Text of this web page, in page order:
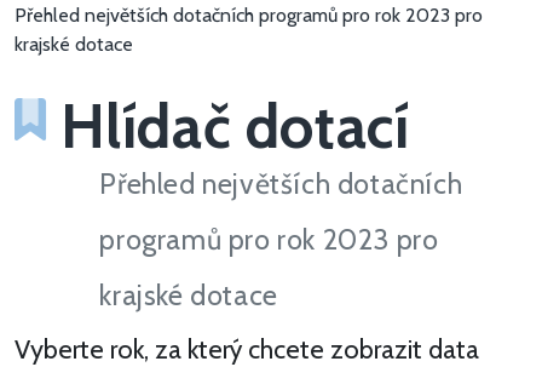
Přehled největších dotačních programů pro rok 2023 pro
krajské dotace
Hlídač dotací
Přehled největších dotačních
programů pro rok 2023 pro
krajské dotace
Vyberte rok, za který chcete zobrazit data